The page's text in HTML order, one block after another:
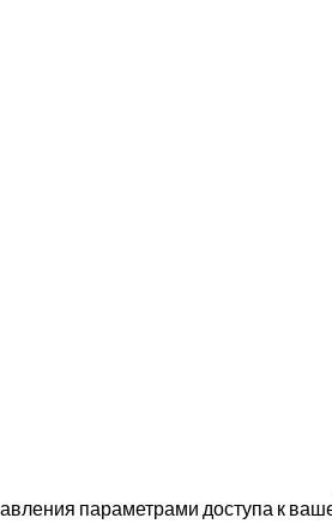
параметрами доступа к